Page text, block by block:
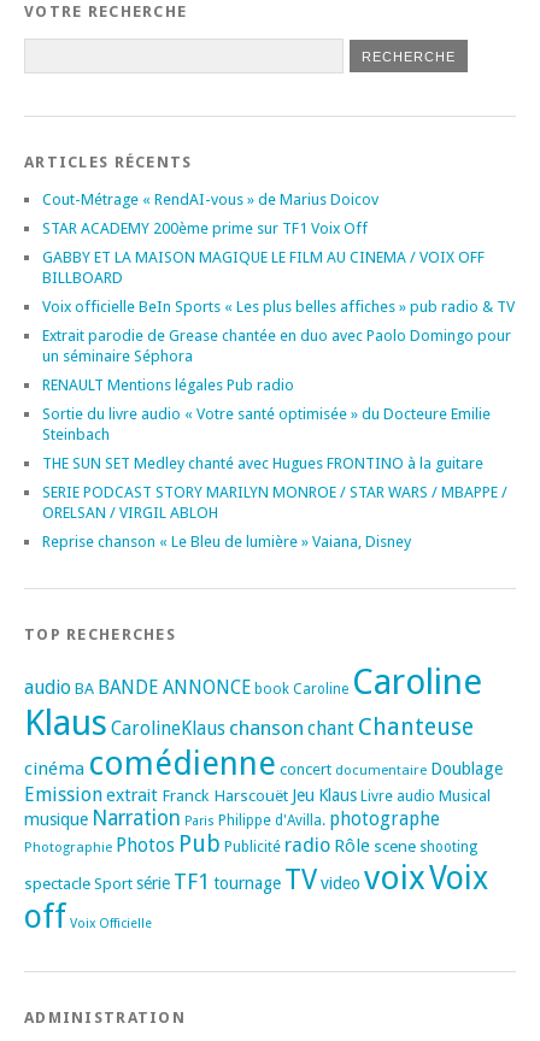
VOTRE RECHERCHE
ARTICLES RÉCENTS
Cout-Métrage « RendAI-vous » de Marius Doicov
STAR ACADEMY 200ème prime sur TF1 Voix Off
GABBY ET LA MAISON MAGIQUE LE FILM AU CINEMA / VOIX OFF
BILLBOARD
Voix officielle BeIn Sports « Les plus belles affiches » pub radio & TV
Extrait parodie de Grease chantée en duo avec Paolo Domingo pour
un séminaire Séphora
RENAULT Mentions légales Pub radio
Sortie du livre audio « Votre santé optimisée » du Docteure Emilie
Steinbach
THE SUN SET Medley chanté avec Hugues FRONTINO à la guitare
SERIE PODCAST STORY MARILYN MONROE / STAR WARS / MBAPPE /
ORELSAN / VIRGIL ABLOH
Reprise chanson « Le Bleu de lumière » Vaiana, Disney
TOP RECHERCHES
audio BA BANDE ANNONCE book Caroline Caroline
Klaus CarolineKlaus chanson chant Chanteuse
cinéma comédienne concert documentaire Doublage
Emissionextrait Franck Harscouët Jeu Klaus Livre audio Musical
musique Narration Paris Philippe d'Avilla. photographe
Photographie Photos Pub Publicité radio Rôle scene shooting
spectacle Sport série TF1 tournage TVvideo voixVoix
off Voix Officielle
ADMINISTRATION